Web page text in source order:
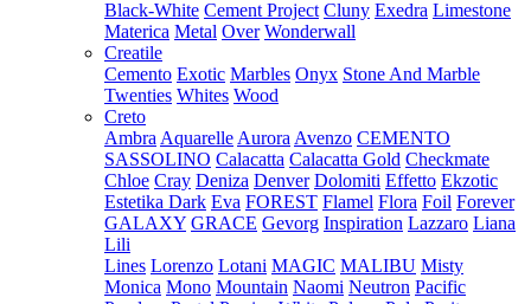
Black-White Cement Project Cluny Exedra Limestone
Materica Metal Over Wonderwall
Creatile
Cemento Exotic Marbles Onyx Stone And Marble
Twenties Whites Wood
Creto
Ambra Aquarelle Aurora Avenzo CEMENTO
SASSOLINO Calacatta Calacatta Gold Checkmate
Chloe Cray Deniza Denver Dolomiti Effetto Ekzotic
Estetika Dark Eva FOREST Flamel Flora Foil Forever
GALAXY GRACE Gevorg Inspiration Lazzaro Liana
Lili
Lines Lorenzo Lotani MAGIC MALIBU Misty
Monica Mono Mountain Naomi Neutron Pacific